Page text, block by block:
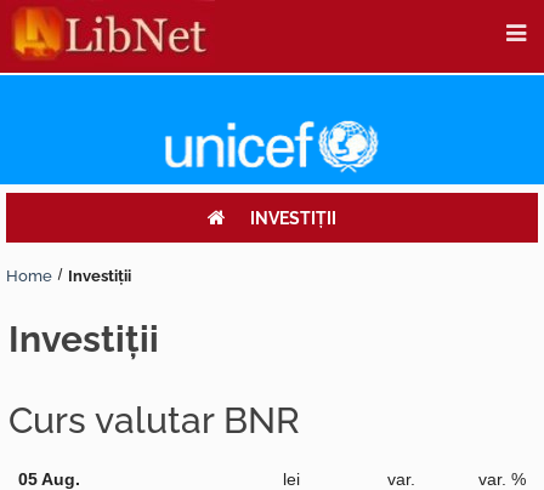
INVESTIŢII
Home Investiţii
investiţii
Curs valutar BNR
05 Aug. lei var. var. %